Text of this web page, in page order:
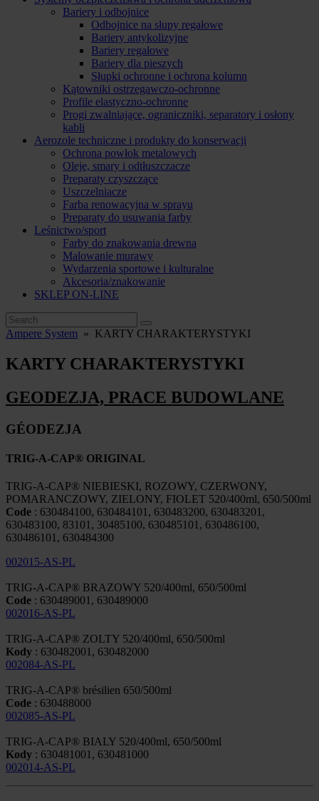
Bariery i odbojnice
Odbojnice na słupy regałowe
Bariery antykolizyjne
Bariery regałowe
Bariery dla pieszych
Słupki ochronne i ochrona kolumn
Kątowniki ostrzegawczo-ochronne
Profile elastyczno-ochronne
Progi zwalniające, ograniczniki, separatory i osłony
kabli
Aerozole techniczne i produkty do konserwacji
Ochrona powłok metalowych
Oleje, smary i odtłuszczacze
Preparaty czyszczące
Uszczelniacze
Farba renowacyjna w sprayu
Preparaty do usuwania farby
Leśnictwo/sport
Farby do znakowania drewna
Malowanie murawy
Wydarzenia sportowe i kulturalne
Akcesoria/znakowanie
SKLEP ON-LINE
Ampere System » KARTY CHARAKTERYSTYKI
KARTY CHARAKTERYSTYKI
GEODEZJA, PRACE BUDOWLANE
GÉODEZJA
TRIG-A-CAP® ORIGINAL
TRIG-A-CAP® NIEBIESKI, ROZOWY, CZERWONY,
POMARANCZOWY, ZIELONY, FIOLET 520/400ml, 650/500ml
Code : 630484100, 630484101, 630483200, 630483201,
630483100, 83101, 30485100, 630485101, 630486100,
630486101, 630484300
002015-AS-PL
TRIG-A-CAP® BRAZOWY 520/400ml, 650/500ml
Code : 630489001, 630489000
002016-AS-PL
TRIG-A-CAP® ZOLTY 520/400ml, 650/500ml
Kody : 630482001, 630482000
002084-AS-PL
TRIG-A-CAP® brésilien 650/500ml
Code : 630488000
002085-AS-PL
TRIG-A-CAP® BIALY 520/400ml, 650/500ml
Kody : 630481001, 630481000
002014-AS-PL